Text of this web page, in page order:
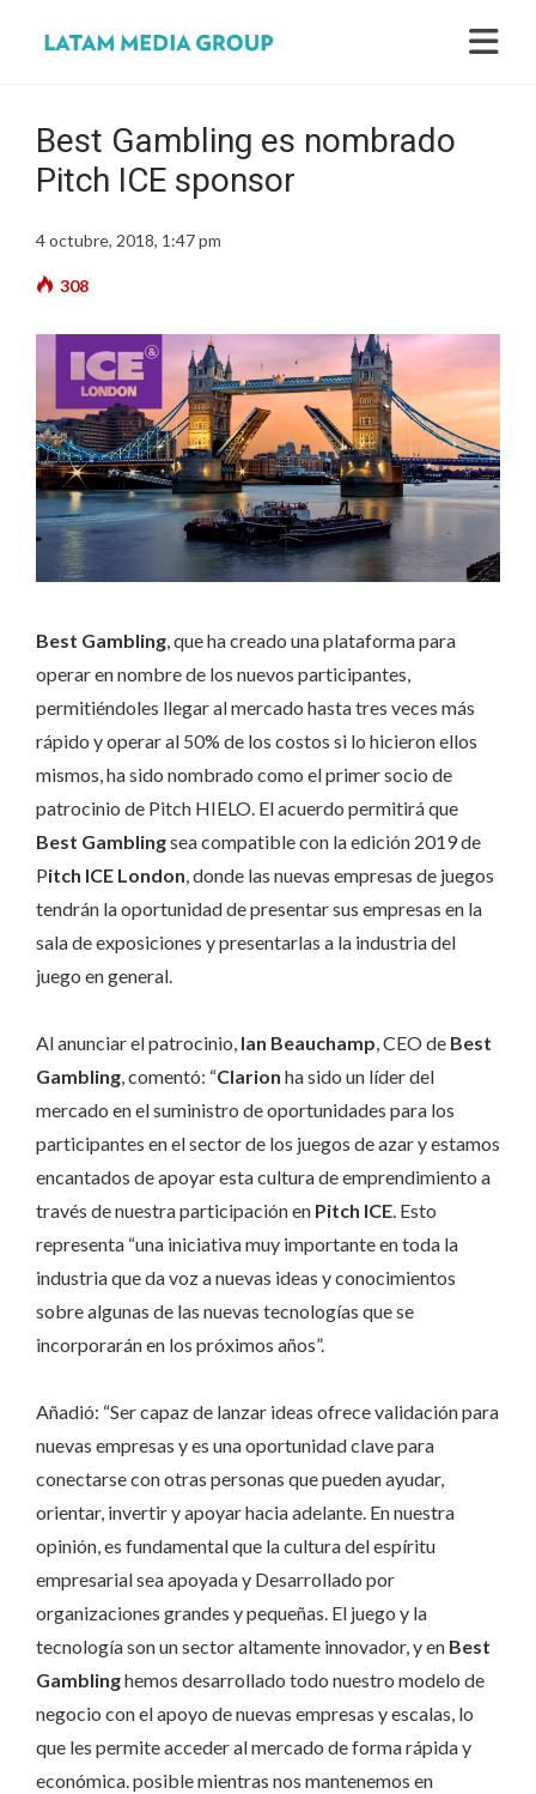
Best Gambling es nombrado
Pitch ICE sponsor
4 octubre, 2018, 1:47 pm
308
Best Gambling, que ha creado una plataforma para
operar en nombre de los nuevos participantes,
permitiéndoles llegar al mercado hasta tres veces más
rápido y operar al 50% de los costos si lo hicieron ellos
mismos, ha sido nombrado como el primer socio de
patrocinio de Pitch HIELO. El acuerdo permitirá que
Best Gamblingsea compatible con la edición 2019 de
Pitch ICE London, donde las nuevas empresas de juegos
tendrán la oportunidad de presentar sus empresas en la
sala de exposiciones y presentarlas a la industria del
juego en general.
Al anunciar el patrocinio, Ian Beauchamp, CEO de Best
Gambling, comentó: “Clarion ha sido un líder del
mercado en el suministro de oportunidades para los
participantes en el sector de los juegos de azar y estamos
encantados de apoyar esta cultura de emprendimiento a
través de nuestra participación en Pitch ICE. Esto
representa “una iniciativa muy importante en toda la
industria que da voz a nuevas ideas y conocimientos
sobre algunas de las nuevas tecnologías que se
incorporarán en los próximos años”.
Añadió: “Ser capaz de lanzar ideas ofrece validación para
nuevas empresas y es una oportunidad clave para
conectarse con otras personas que pueden ayudar,
orientar, invertir y apoyar hacia adelante. En nuestra
opinión, es fundamental que la cultura del espíritu
empresarial sea apoyada y Desarrollado por
organizaciones grandes y pequeñas. El juego y la
tecnología son un sector altamente innovador, y en Best
Gamblinghemos desarrollado todo nuestro modelo de
negocio con el apoyo de nuevas empresas y escalas, lo
que les permite acceder al mercado de forma rápida y
económica. posible mientras nos mantenemos en